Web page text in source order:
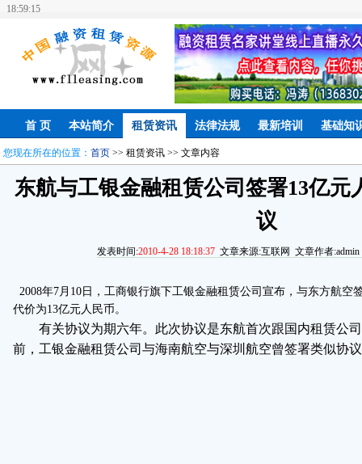
18:59:16
首 页 本站简介 租赁资讯 法律法规 最新培训 基础知
您现在所在的位置： 首页 >> 租赁资讯 >> 文章内容
东航与工银金融租赁公司签署13亿元
议
发表时间:2010-4-28 18:18:37 文章来源:互联网 文章作者
2008年7月10日，工商银行旗下工银金融租赁公司宣布，与东方航空
代价为13亿元人民币。
有关协议为期六年。此次协议是东航首次跟国内租赁公
前，工银金融租赁公司与海南航空与深圳航空曾签署类似协